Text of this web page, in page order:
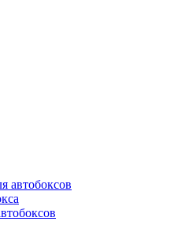
автобоксов